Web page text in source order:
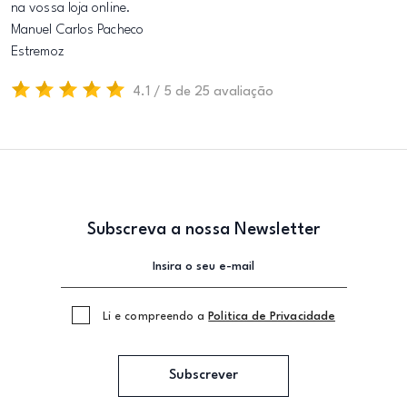
na vossa loja online.
Manuel Carlos Pacheco
Estremoz
4.1 / 5 de 25 avaliação
Subscreva a nossa Newsletter
Li e compreendo a Politica de Privacidade
Subscrever